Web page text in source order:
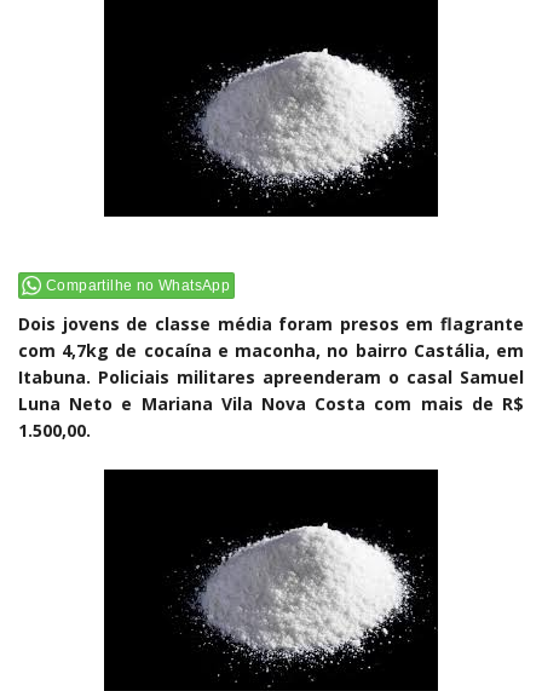
Compartilhe no WhatsApp
Dois jovens de classe média foram presos em flagrante
com 4,7kg de cocaína e maconha, no bairro Castália, em
Itabuna. Policiais militares apreenderam o casal Samuel
Luna Neto e Mariana Vila Nova Costa com mais de R$
1.500,00.